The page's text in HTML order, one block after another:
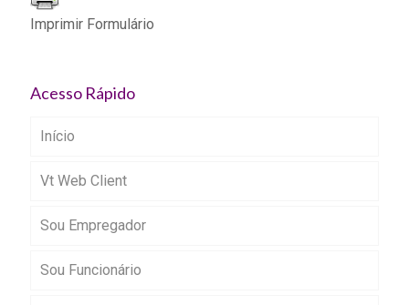
Imprimir Formulário
Acesso Rápido
Início
Vt Web Client
Sou Empregador
Sou Funcionário